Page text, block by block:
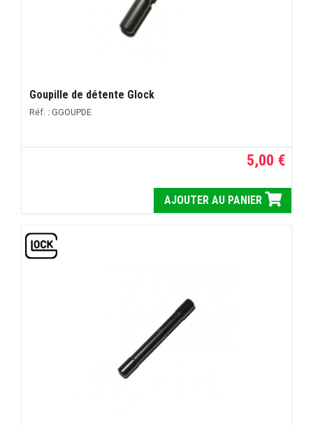
Goupille de détente Glock
Réf. : GGOUPDE
5,00 €
AJOUTER AU PANIER